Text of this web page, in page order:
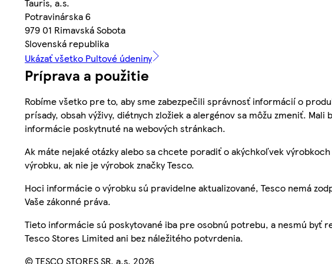
Potravinárska 6
979 01 Rimavská Sobota
Slovenská republika
Ukázať všetko Pultové údeniny
Príprava a použitie
Robíme všetko pre to, aby sme zabezpečili správnosť informácií o
prísady, obsah výživy, diétnych zložiek a alergénov sa môžu zmeniť.
informácie poskytnuté na webových stránkach.
Ak máte nejaké otázky alebo sa chcete poradiť o akýchkoľvek
výrobku, ak nie je výrobok značky Tesco.
Hoci informácie o výrobku sú pravidelne aktualizované, Tesco nemá
Vaše zákonné práva.
Tieto informácie sú poskytované iba pre osobnú potrebu, a nesmú byť
Tesco Stores Limited ani bez náležitého potvrdenia.
© TESCO STORES SR, a.s. 2026